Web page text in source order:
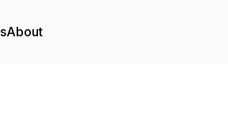
About